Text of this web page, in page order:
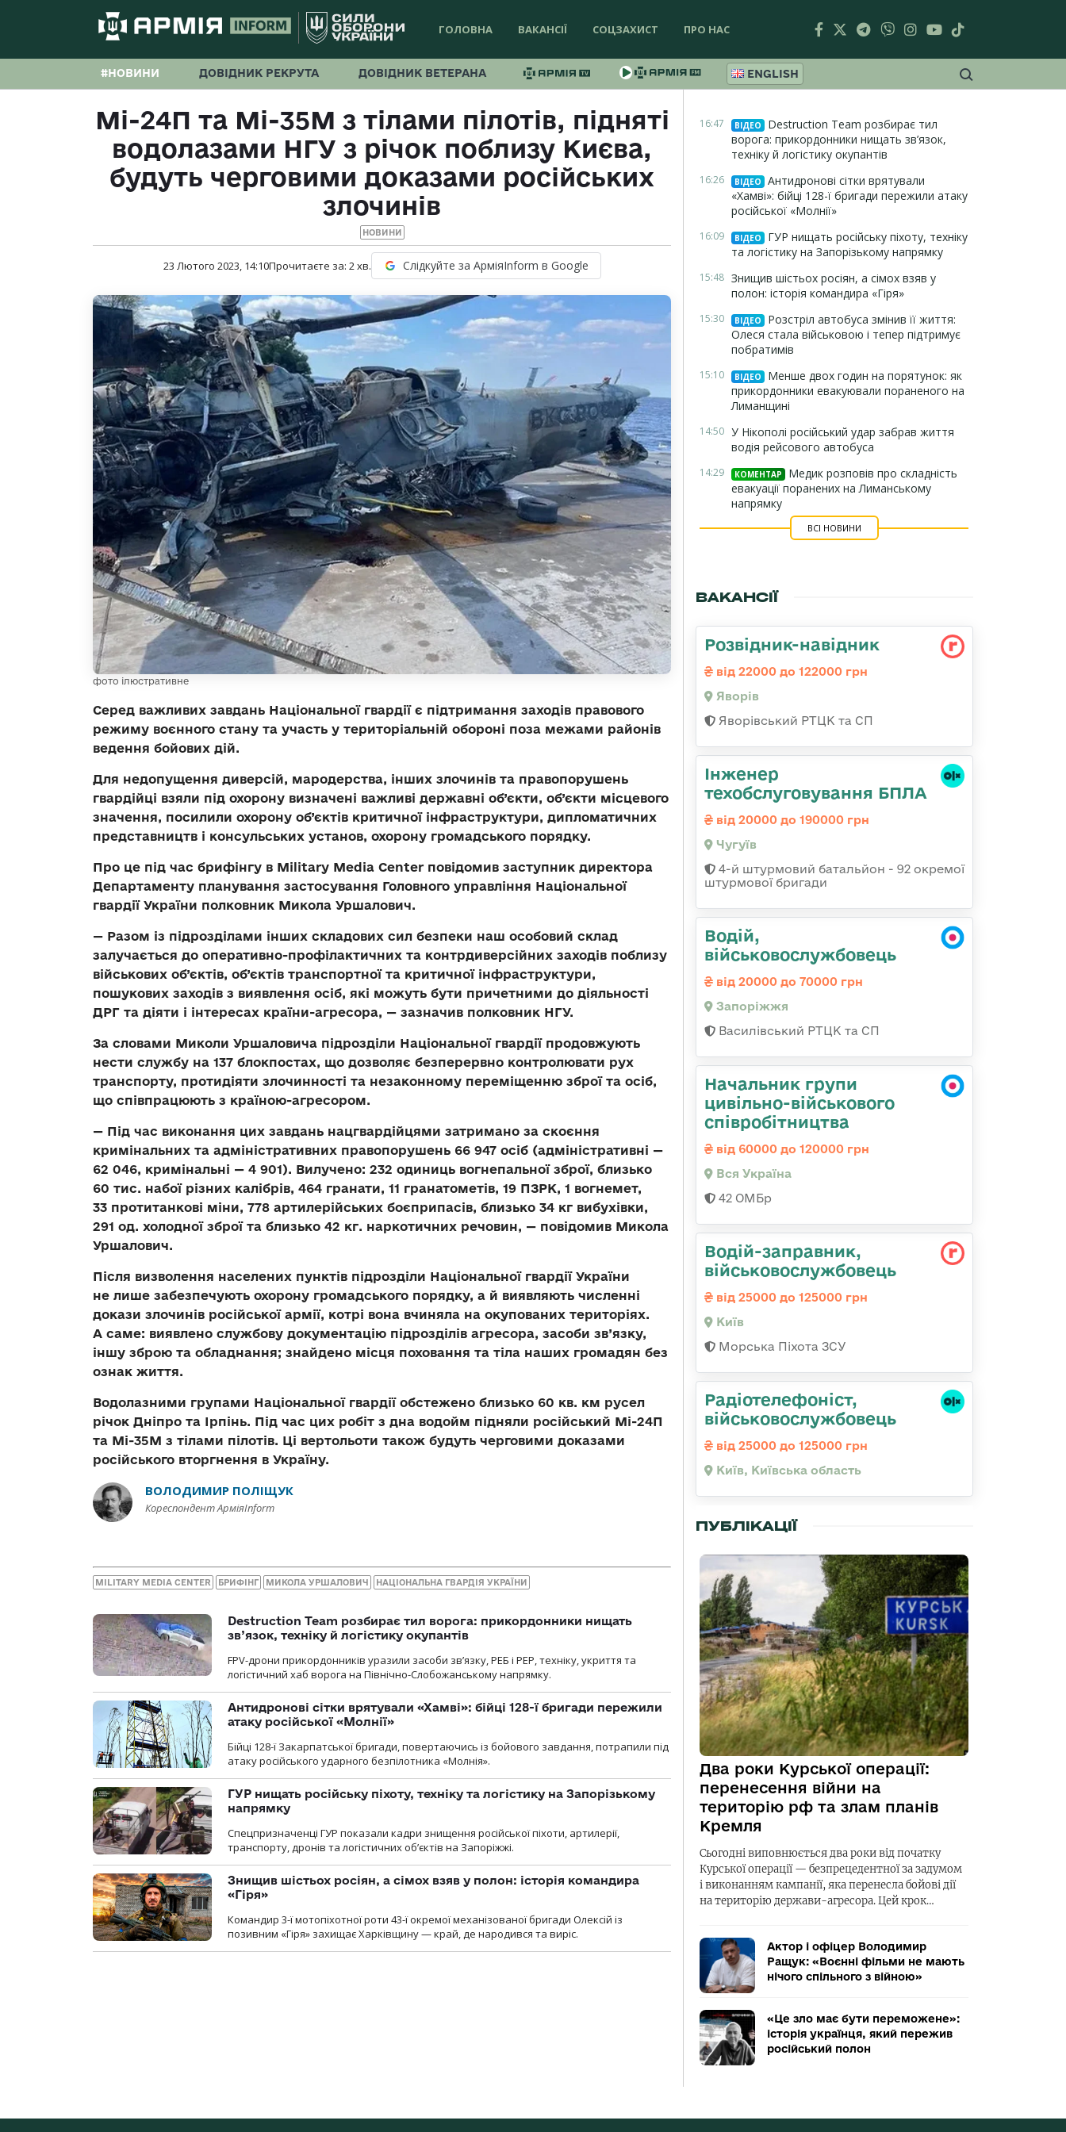
ГОЛОВНА ВАКАНСІЇ СОЦЗАХИСТ ПРО НАС
#НОВИНИ ДОВІДНИК РЕКРУТА ДОВІДНИК ВЕТЕРАНА ENGLISH
Мі-24П та Мі-35М з тілами пілотів, підняті
водолазами НГУ з річок поблизу Києва,
будуть черговими доказами російських
злочинів
НОВИНИ
23 Лютого 2023, 14:10Прочитаєте за: 2хв. Слідкуйте за АрміяInform в Google
фото ілюстративне
Серед важливих завдань Національної гвардії є підтримання заходів правового
режиму воєнного стану та участь у територіальній обороні поза межами районів
ведення бойових дій.
Для недопущення диверсій, мародерства, інших злочинів та правопорушень
гвардійці взяли під охорону визначені важливі державні об’єкти, об’єкти місцевого
значення, посилили охорону об’єктів критичної інфраструктури, дипломатичних
представництв і консульських установ, охорону громадського порядку.
Про це під час брифінгу в Military Media Center повідомив заступник директора
Департаменту планування застосування Головного управління Національної
гвардії України полковник Микола Уршалович.
— Разом із підрозділами інших складових сил безпеки наш особовий склад
залучається до оперативно-профілактичних та контрдиверсійних заходів поблизу
військових об’єктів, об’єктів транспортної та критичної інфраструктури,
пошукових заходів з виявлення осіб, які можуть бути причетними до діяльності
ДРГ та діяти і інтересах країни-агресора, — зазначив полковник НГУ.
За словами Миколи Уршаловича підрозділи Національної гвардії продовжують
нести службу на 137 блокпостах, що дозволяє безперервно контролювати рух
транспорту, протидіяти злочинності та незаконному переміщенню зброї та осіб,
що співпрацюють з країною-агресором.
— Під час виконання цих завдань нацгвардійцями затримано за скоєння
кримінальних та адміністративних правопорушень 66 947 осіб (адміністративні —
62 046, кримінальні — 4 901). Вилучено: 232 одиниць вогнепальної зброї, близько
60 тис. набої різних калібрів, 464 гранати, 11 гранатометів, 19 ПЗРК, 1 вогнемет,
33 протитанкові міни, 778 артилерійських боєприпасів, близько 34 кг вибухівки,
291 од. холодної зброї та близько 42 кг. наркотичних речовин, — повідомив Микола
Уршалович.
Після визволення населених пунктів підрозділи Національної гвардії України
не лише забезпечують охорону громадського порядку, а й виявляють численні
докази злочинів російської армії, котрі вона вчиняла на окупованих територіях.
А саме: виявлено службову документацію підрозділів агресора, засоби зв’язку,
іншу зброю та обладнання; знайдено місця поховання та тіла наших громадян без
ознак життя.
Водолазними групами Національної гвардії обстежено близько 60 кв. км русел
річок Дніпро та Ірпінь. Під час цих робіт з дна водойм підняли російський Мі-24П
та Мі-35М з тілами пілотів. Ці вертольоти також будуть черговими доказами
російського вторгнення в Україну.
ВОЛОДИМИР ПОЛІЩУК
Кореспондент АрміяInform
MILITARY MEDIA CENTER БРИФІНГ МИКОЛА УРШАЛОВИЧ НАЦІОНАЛЬНА ГВАРДІЯ УКРАЇНИ
Destruction Team розбирає тил ворога: прикордонники нищать
зв’язок, техніку й логістику окупантів
FPV-дрони прикордонників уразили засоби зв’язку, РЕБ і РЕР, техніку, укриття та
логістичний хаб ворога на Північно-Слобожанському напрямку.
Антидронові сітки врятували «Хамві»: бійці 128-ї бригади пережили
атаку російської «Молнії»
Бійці 128-ї Закарпатської бригади, повертаючись із бойового завдання, потрапили під
атаку російського ударного безпілотника «Молнія».
ГУР нищать російську піхоту, техніку та логістику на Запорізькому
напрямку
Спецпризначенці ГУР показали кадри знищення російської піхоти, артилерії,
транспорту, дронів та логістичних об’єктів на Запоріжжі.
Знищив шістьох росіян, а сімох взяв у полон: історія командира
«Гіря»
Командир 3-ї мотопіхотної роти 43-ї окремої механізованої бригади Олексій із
позивним «Гіря» захищає Харківщину — край, де народився та виріс.
16:47 ВІДЕО
Destruction Team розбирає тил
ворога: прикордонники нищать зв’язок,
техніку й логістику окупантів
16:26 ВІДЕО
Антидронові сітки врятували
«Хамві»: бійці 128-ї бригади пережили атаку
російської «Молнії»
16:09 ВІДЕО
ГУР нищать російську піхоту, техніку
та логістику на Запорізькому напрямку
15:48 Знищив шістьох росіян, а сімох взяв у
полон: історія командира «Гіря»
15:30 ВІДЕО
Розстріл автобуса змінив її життя:
Олеся стала військовою і тепер підтримує
побратимів
15:10 ВІДЕО
Менше двох годин на порятунок: як
прикордонники евакуювали пораненого на
Лиманщині
14:50 У Нікополі російський удар забрав життя
водія рейсового автобуса
14:29 КОМЕНТАР
Медик розповів про складність
евакуації поранених на Лиманському
напрямку
ВСІ НОВИНИ
ВАКАНСІЇ
Розвідник-навідник
від 22000 до 122000 грн
Яворів
Яворівський РТЦК та СП
Інженер
техобслуговування БПЛА
від 20000 до 190000 грн
Чугуїв
4-й штурмовий батальйон - 92 окремої
штурмової бригади
Водій,
військовослужбовець
від 20000 до 70000 грн
Запоріжжя
Василівський РТЦК та СП
Начальник групи
цивільно-військового
співробітництва
від 60000 до 120000 грн
Вся Україна
42 ОМБр
Водій-заправник,
військовослужбовець
від 25000 до 125000 грн
Київ
Морська Піхота ЗСУ
Радіотелефоніст,
військовослужбовець
від 25000 до 125000 грн
Київ, Київська область
ПУБЛІКАЦІЇ
Два роки Курської операції:
перенесення війни на
територію рф та злам планів
Кремля
Сьогодні виповнюється два роки від початку
Курської операції — безпрецедентної за задумом
і виконанням кампанії, яка перенесла бойові дії
на територію держави-агресора. Цей крок…
Актор і офіцер Володимир
Ращук: «Воєнні фільми не мають
нічого спільного з війною»
«Це зло має бути переможене»:
історія українця, який пережив
російський полон